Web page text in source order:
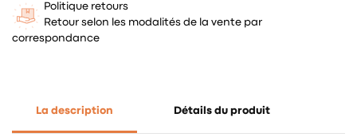
Politique retours
Retour selon les modalités de la vente par
correspondance
La description Détails du produit